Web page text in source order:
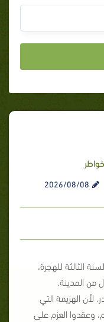
2026/08/08
الثالثة للهجرة،
من المدينة.
لأن الهزيمة التي
وعقدوا العزم على